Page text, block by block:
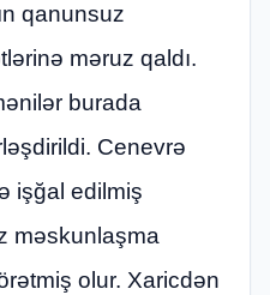
qanunsuz
məruz qaldı.
burada
Cenevrə
işğal edilmiş
məskunlaşma
olur. Xaricdən